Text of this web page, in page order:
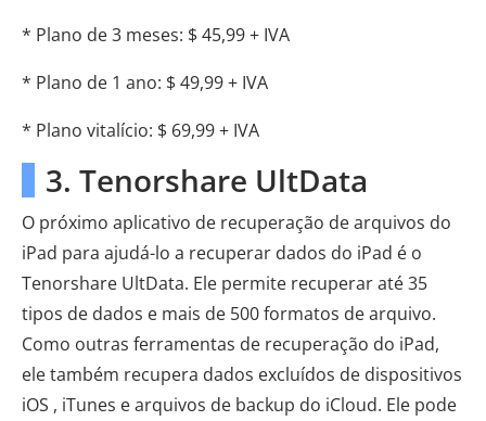
* Plano de 3 meses: $ 45,99 + IVA
* Plano de 1 ano: $ 49,99 + IVA
* Plano vitalício: $ 69,99 + IVA
3. Tenorshare UltData
O próximo aplicativo de recuperação de arquivos do
iPad para ajudá-lo a recuperar dados do iPad é o
Tenorshare UltData. Ele permite recuperar até 35
tipos de dados e mais de 500 formatos de arquivo.
Como outras ferramentas de recuperação do iPad,
ele também recupera dados excluídos de dispositivos
iOS , iTunes e arquivos de backup do iCloud. Ele pode